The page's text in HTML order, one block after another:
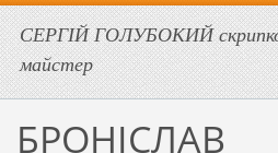
СЕРГІЙ ГОЛУБОКИЙ
майстер
БРОНІСЛАВ